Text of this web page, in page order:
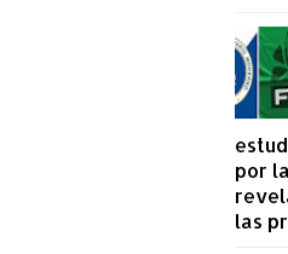
por
las